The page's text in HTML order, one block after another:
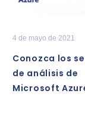
de
4 de mayo de 2021
Conozca los
de análisis de
Microsoft